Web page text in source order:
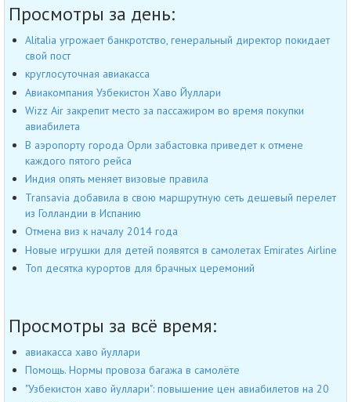
Просмотры за день:
Alitalia угрожает банкротство, генеральный директор покидает
свой пост
круглосуточная авиакасса
Авиакомпания Узбекистон Хаво Йуллари
Wizz Air закрепит место за пассажиром во время покупки
авиабилета
В аэропорту города Орли забастовка приведет к отмене
каждого пятого рейса
Индия опять меняет визовые правила
Transavia добавила в свою маршрутную сеть дешевый перелет
из Голландии в Испанию
Отмена виз к началу 2014 года
Новые игрушки для детей появятся в самолетах Emirates Airline
Топ десятка курортов для брачных церемоний
Просмотры за всё время:
авиакасса хаво йуллари
Помощь. Нормы провоза багажа в самолёте
"Узбекистон хаво йуллари": повышение цен авиабилетов на 20